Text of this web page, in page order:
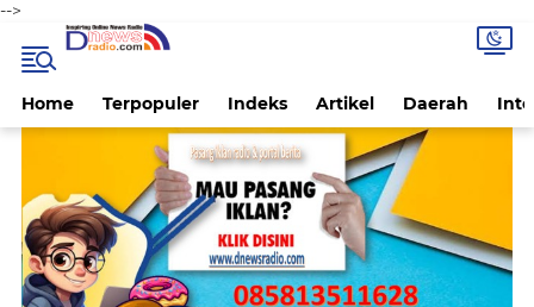
-->
Home Terpopuler Indeks Artikel Daerah